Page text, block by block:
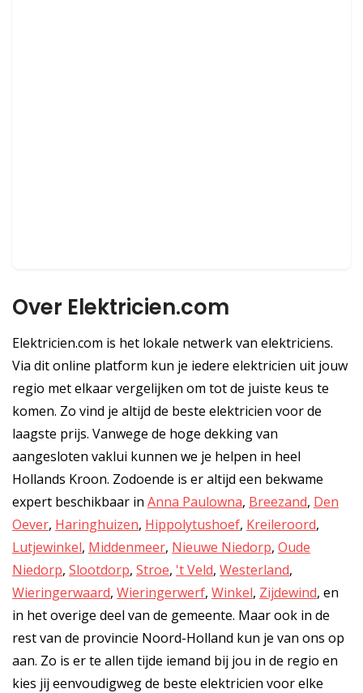
Over Elektricien.com
Elektricien.com is het lokale netwerk van elektriciens.
Via dit online platform kun je iedere elektricien uit jouw
regio met elkaar vergelijken om tot de juiste keus te
komen. Zo vind je altijd de beste elektricien voor de
laagste prijs. Vanwege de hoge dekking van
aangesloten vaklui kunnen we je helpen in heel
Hollands Kroon. Zodoende is er altijd een bekwame
expert beschikbaar in Anna Paulowna, Breezand, Den
Oever, Haringhuizen, Hippolytushoef, Kreileroord,
Lutjewinkel, Middenmeer, Nieuwe Niedorp, Oude
Niedorp, Slootdorp, Stroe, 't Veld, Westerland,
Wieringerwaard, Wieringerwerf, Winkel, Zijdewind, en
in het overige deel van de gemeente. Maar ook in de
rest van de provincie Noord-Holland kun je van ons op
aan. Zo is er te allen tijde iemand bij jou in de regio en
kies jij eenvoudigweg de beste elektricien voor elke